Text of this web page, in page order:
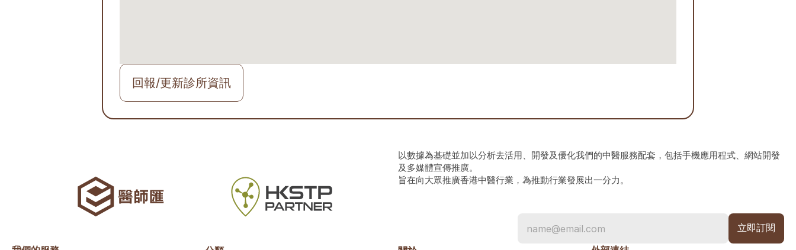
回報/更新診所資訊
以數據為基礎並加以分析去活用、開發及優化我們的中醫服務配套，包括手機應用程式、網站開發
及多媒體宣傳推廣。
旨在向大眾推廣香港中醫行業，為推動行業發展出一分力。